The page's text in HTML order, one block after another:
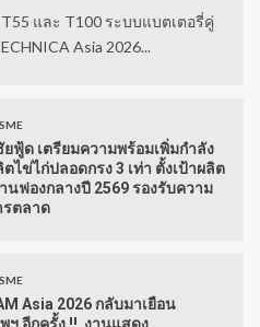
และ T100 ระบบแบตเตอรี่คู่
Asia 2026...
ยฟู้ด เตรียมความพร้อมเพิ่มกำลัง
ตไข่ไก่ปลอดกรง 3 เท่า ตั้งเป้าผลิต
นฟองกลางปี 2569 รองรับความ
รตลาด
Asia 2026 กลับมาเยือน